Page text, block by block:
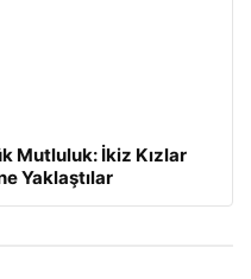
Mutluluk: İkiz Kızlar
Yaklaştılar